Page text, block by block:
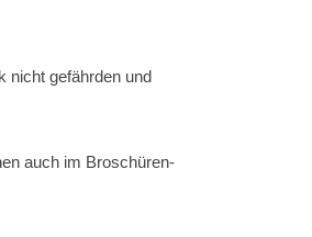
nicht gefährden und
auch im Broschüren-